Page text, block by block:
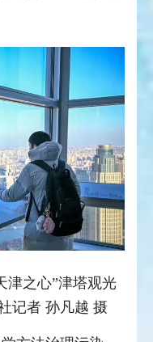
津之心”津塔观光
记者 孙凡越 摄